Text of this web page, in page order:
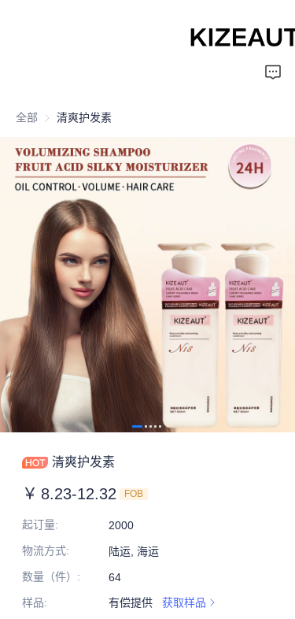
全部 清爽护发素
清爽护发素
￥ 8.23-12.32 FOB
起订量:
2000
物流方式:
陆运, 海运
数量（件） :
64
样品: 有偿提供
获取样品
Shampoo
Conditioner
hair mud
Perm cream